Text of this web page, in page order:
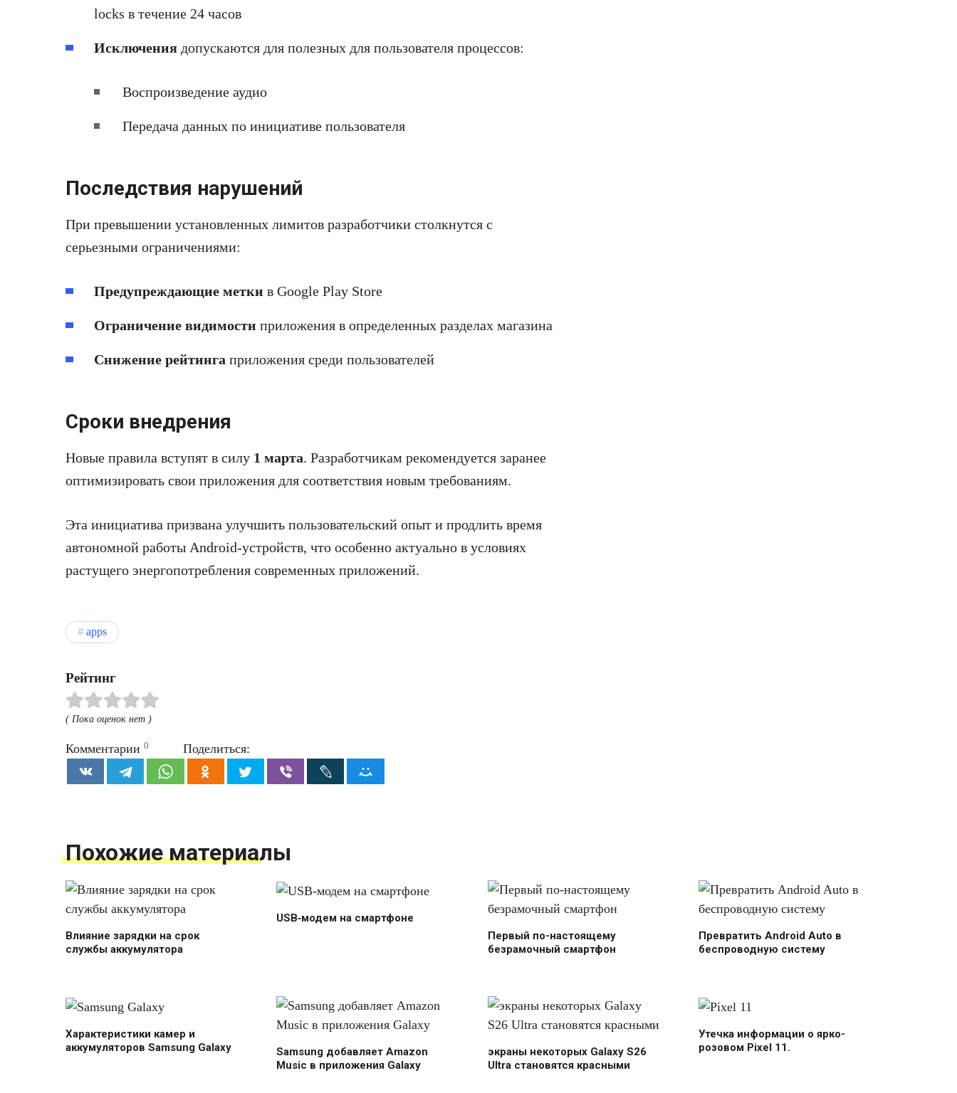
locks в течение 24 часов
Исключения допускаются для полезных для пользователя процессов:
Воспроизведение аудио
Передача данных по инициативе пользователя
Последствия нарушений
При превышении установленных лимитов разработчики столкнутся с
серьезными ограничениями:
Предупреждающие метки в Google Play Store
Ограничение видимости приложения в определенных разделах магазина
Снижение рейтинга приложения среди пользователей
Сроки внедрения
Новые правила вступят в силу 1 марта. Разработчикам рекомендуется заранее
оптимизировать свои приложения для соответствия новым требованиям.
Эта инициатива призвана улучшить пользовательский опыт и продлить время
автономной работы Android-устройств, что особенно актуально в условиях
растущего энергопотребления современных приложений.
apps
Рейтинг
( Пока оценок нет )
Комментарии 0 Поделиться:
Похожие материалы
Влияние зарядки на срок
службы аккумулятора
USB‑модем на смартфоне
Первый по-настоящему
безрамочный смартфон
Превратить Android Auto в
беспроводную систему
Характеристики камер и
аккумуляторов Samsung Galaxy
Samsung добавляет Amazon
Music в приложения Galaxy
экраны некоторых Galaxy S26
Ultra становятся красными
Утечка информации о ярко-
розовом Pixel 11.